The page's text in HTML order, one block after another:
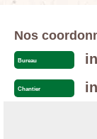
Nos
Bureau
Chantier